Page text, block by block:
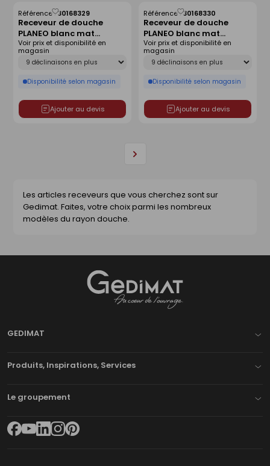
Receveur de douche
PLANEO blanc mat
antidérapant - 90 x 90
cm
Référence :30168329
Déclinaison
Disponibilité selon magasin
Voir prix et disponibilité en
magasin
Ajouter au devis
Enregistrer
comme
liste
Receveur de douche
PLANEO blanc mat
antidérapant - 120 x 80
cm
Référence :30168330
Déclinaison
Disponibilité selon magasin
Voir prix et disponibilité en
magasin
Ajouter au devis
Enregistrer
comme
liste
Page
Les articles receveurs que vous cherchez sont sur
Gedimat. Faites, votre choix parmi les nombreux
modèles du rayon douche.
GEDIMAT
Produits, Inspirations, Services
Le groupement